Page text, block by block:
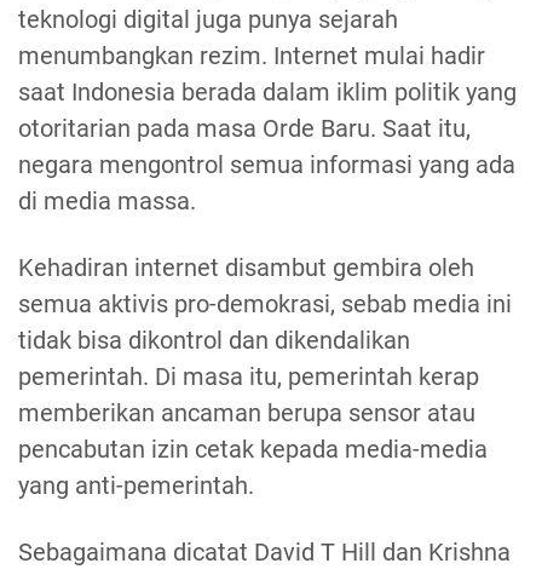
teknologi digital juga punya sejarah
menumbangkan rezim. Internet mulai hadir
saat Indonesia berada dalam iklim politik yang
otoritarian pada masa Orde Baru. Saat itu,
negara mengontrol semua informasi yang ada
di media massa.
Kehadiran internet disambut gembira oleh
semua aktivis pro-demokrasi, sebab media ini
tidak bisa dikontrol dan dikendalikan
pemerintah. Di masa itu, pemerintah kerap
memberikan ancaman berupa sensor atau
pencabutan izin cetak kepada media-media
yang anti-pemerintah.
Sebagaimana dicatat David T Hill dan Krishna